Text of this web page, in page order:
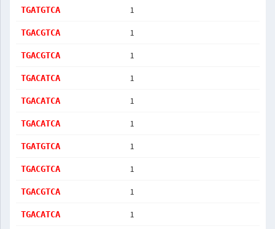
TGATGTCA 1
TGACGTCA 1
TGACGTCA 1
TGACATCA 1
TGACATCA 1
TGACATCA 1
TGATGTCA 1
TGACGTCA 1
TGACGTCA 1
TGACATCA 1